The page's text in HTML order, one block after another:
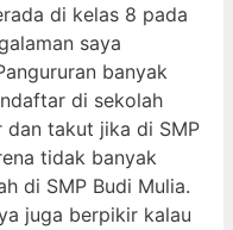
di kelas 8 pada
saya
banyak
di sekolah
dan takut jika di SMP
tidak banyak
di SMP Budi Mulia.
juga berpikir kalau